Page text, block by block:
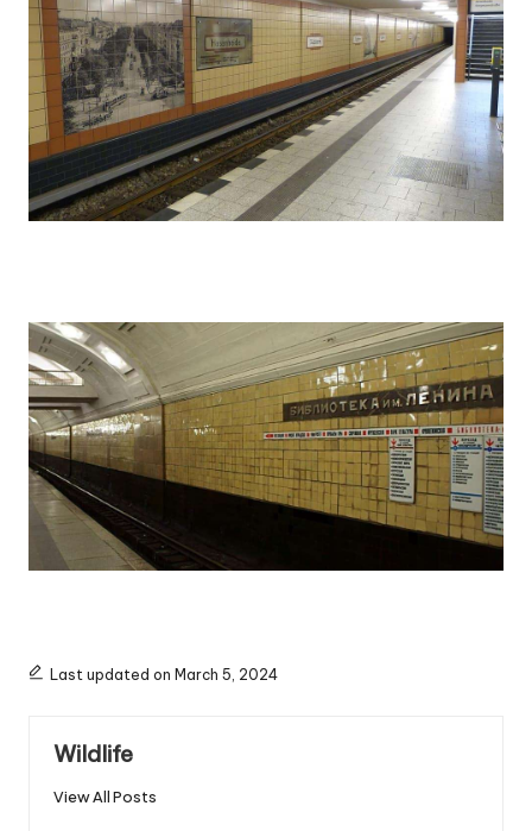
Last updated on March 5, 2024
Wildlife
View All Posts